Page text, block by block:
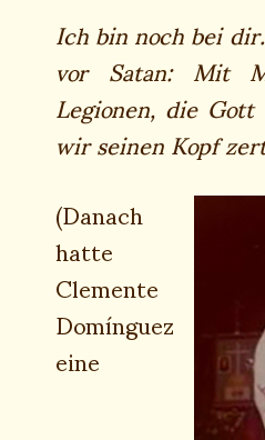
Ich bin noch bei
vor Satan: Mit
Legionen, die
wir seinen Kopf
(Danach
hatte
Clemente
Domínguez
eine